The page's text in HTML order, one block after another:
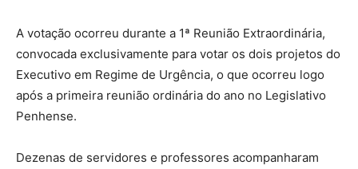
A votação ocorreu durante a 1ª Reunião Extraordinária,
convocada exclusivamente para votar os dois projetos do
Executivo em Regime de Urgência, o que ocorreu logo
após a primeira reunião ordinária do ano no Legislativo
Penhense.
Dezenas de servidores e professores acompanharam